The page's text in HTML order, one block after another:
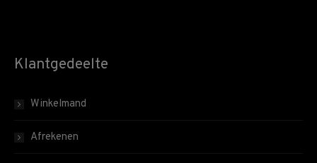
Klantgedeelte
Winkelmand
Afrekenen